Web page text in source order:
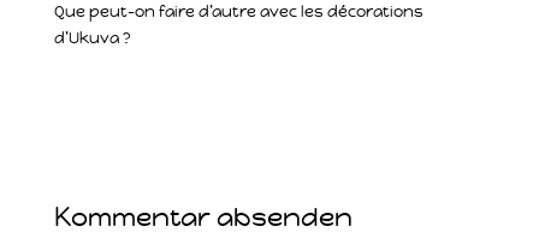
Que peut-on faire d’autre avec les décorations
d’Ukuva ?
Kommentar absenden